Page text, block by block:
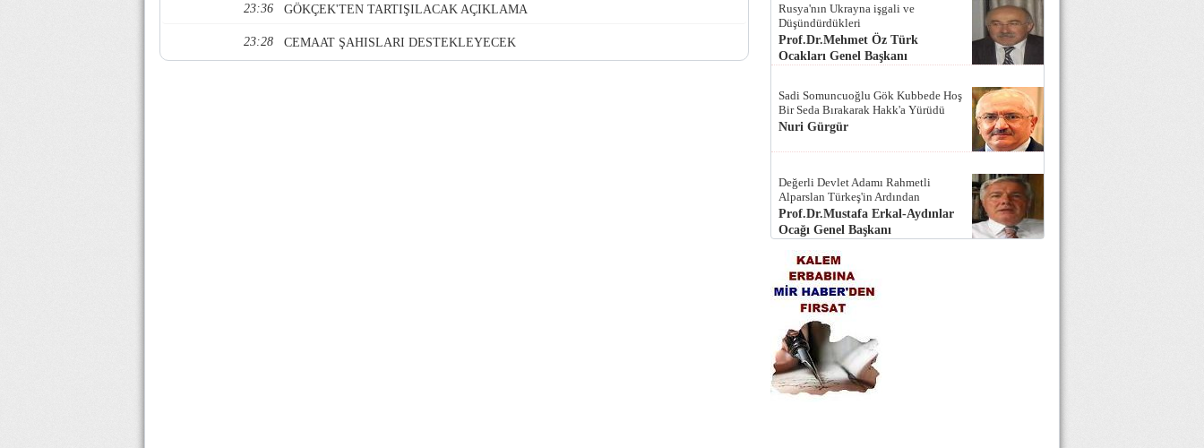
23:36 GÖKÇEK'TEN TARTIŞILACAK AÇIKLAMA
23:28 CEMAAT ŞAHISLARI DESTEKLEYECEK
Rusya'nın Ukrayna işgali ve
Düşündürdükleri
Prof.Dr.Mehmet Öz Türk
Ocakları Genel Başkanı
Sadi Somuncuoğlu Gök Kubbede Hoş
Bir Seda Bırakarak Hakk'a Yürüdü
Nuri Gürgür
Değerli Devlet Adamı Rahmetli
Alparslan Türkeş'in Ardından
Prof.Dr.Mustafa Erkal-Aydınlar
Ocağı Genel Başkanı